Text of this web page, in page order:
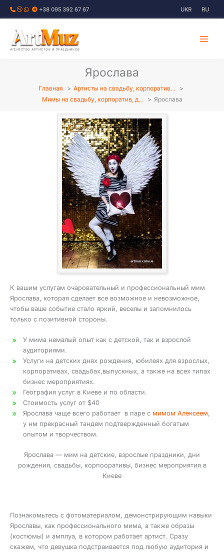
Перейти
+38 095 392 67 67 UKR RU
АГЕНТСТВО АРТИСТОВ И ПРАЗДНИКОВ
Ярослава
Главная
Артисты на свадьбу, корпоратив…
Мимы на свадьбу, корпоратив, д…
Ярослава
К вашим услугам очаровательный и профессиональный мим
Ярослава, которая сделает все возможное и невозможное,
чтобы ваше событие стало яркий, веселы и запомнилось
только с позитивной стороны.
У мима немалый опыт как с детской, так и взрослой
аудиториями.
Услуги на детских днях рождения, юбилеях для взрослых,
корпоративах, свадьбах,выпускных, а также на всех типах
бизнес мероприятиях.
География услуг в Киеве и по области.
Стоимость услуг от $40
Ярослава чаще всего работает в паре с мимом Алексеем,
у нм прекрасный тандем подтвержденный богатым
опытом и творчеством.
Ярослава — мим на детские, взрослые праздники, дни
рождения, свадьбы, корпооративы, бизнес мероприятия в
Киеве
Познакомьтесь с фотоматериалом, демонстрирующим навыки
Ярославы, как профессионального мима, а также образы
(костюмы) и амплуа, в котором работает артист. Сразу
скажем, что девушка подстраивается под любую аудитория и